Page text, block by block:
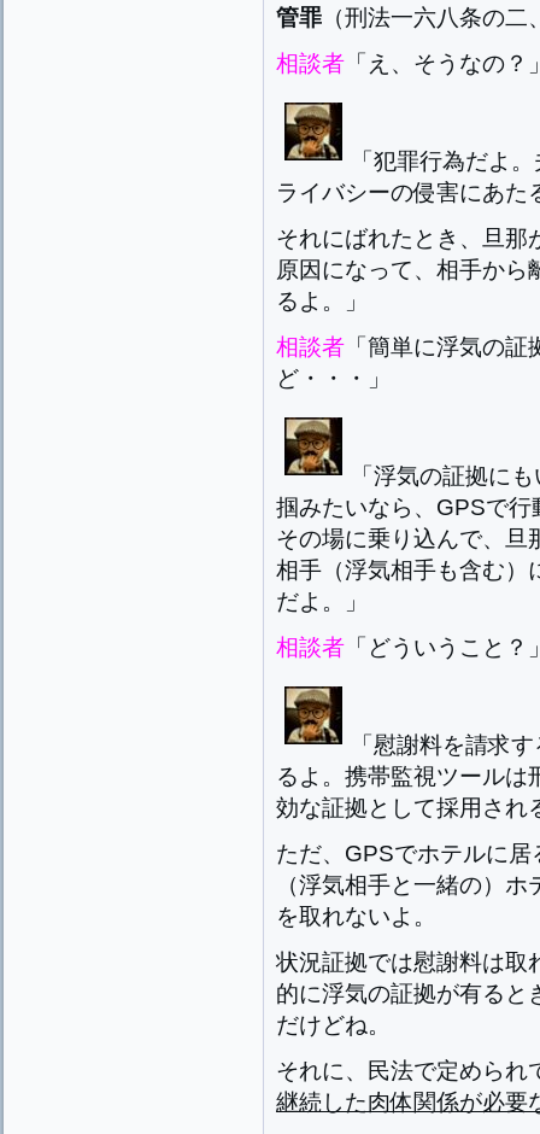
管罪 （刑法一六八条の
相談者 「え、そうなの？
「犯罪行為だよ
ライバシーの侵害にあた
それにばれたとき、旦那
原因になって、相手から
るよ。」
相談者 「簡単に浮気の
ど・・・」
「浮気の証拠に
掴みたいなら、GPSで
その場に乗り込んで、旦
相手（浮気相手も含む）
だよ。」
相談者 「どういうこと？
「慰謝料を請求
るよ。携帯監視ツールは
効な証拠として採用され
ただ、GPSでホテルに
（浮気相手と一緒の）
を取れないよ。
状況証拠では慰謝料は取
的に浮気の証拠が有ると
だけどね。
それに、民法で定められ
継続した肉体関係が必要